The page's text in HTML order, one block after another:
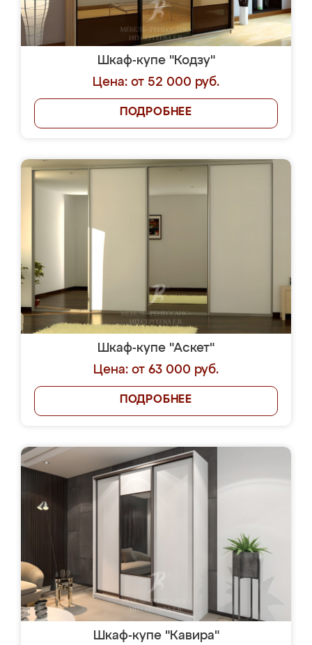
Шкаф-купе "Кодзу"
Цена: от 52 000 руб.
ПОДРОБНЕЕ
Шкаф-купе "Аскет"
Цена: от 63 000 руб.
ПОДРОБНЕЕ
Шкаф-купе "Кавира"